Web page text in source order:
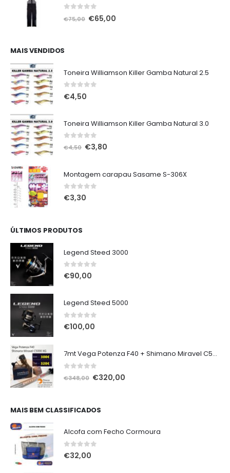
out of 5
€75,00 O
€65,00
MAIS VENDIDOS
Toneira Williamson Killer Gamba Natural 2.5
0out of 5
€4,50
Toneira Williamson Killer Gamba Natural 3.0
out of 5
€4,50 O
era:
€4,50.
€3,80
é:
Montagem carapau Sasame S-306X
0out of 5
€3,30
ÚLTIMOS PRODUTOS
Legend Steed 3000
0out of 5
€90,00
Legend Steed 5000
0out of 5
€100,00
7mt Vega Potenza F40 + Shimano Miravel C5000 XG
€348,00 O
era:
€320,00
MAIS BEM CLASSIFICADOS
Alcofa com Fecho Cormoura
0out of 5
€32,00